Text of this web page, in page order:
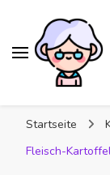
Startseite
Fleisch-